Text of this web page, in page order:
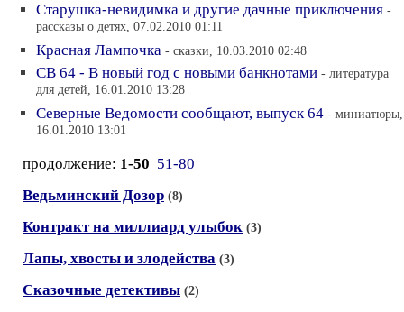
Старушка-невидимка и другие дачные приключения -
рассказы о детях, 07.02.2010 01:11
Красная Лампочка - сказки, 10.03.2010 02:48
СВ 64 - В новый год с новыми банкнотами - литература
для детей, 16.01.2010 13:28
Северные Ведомости сообщают, выпуск 64 - миниатюры,
16.01.2010 13:01
продолжение: 1-50 51-80
Ведьминский Дозор (8)
Контракт на миллиард улыбок (3)
Лапы, хвосты и злодейства (3)
Сказочные детективы (2)